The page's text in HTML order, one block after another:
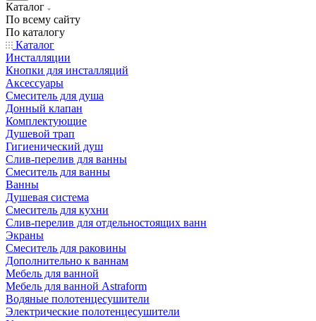
Каталог
По всему сайту
По каталогу
Каталог
Инсталляции
Кнопки для инсталляций
Аксессуары
Смеситель для душа
Донный клапан
Комплектующие
Душевой трап
Гигиенический душ
Слив-перелив для ванны
Смеситель для ванны
Ванны
Душевая система
Смеситель для кухни
Слив-перелив для отдельностоящих ванн
Экраны
Смеситель для раковины
Дополнительно к ваннам
Мебель для ванной
Мебель для ванной Astraform
Водяные полотенцесушители
Электрические полотенцесушители